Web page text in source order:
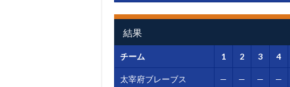
結果
チーム 1 2 3 4
太宰府ブレーブス — — — —